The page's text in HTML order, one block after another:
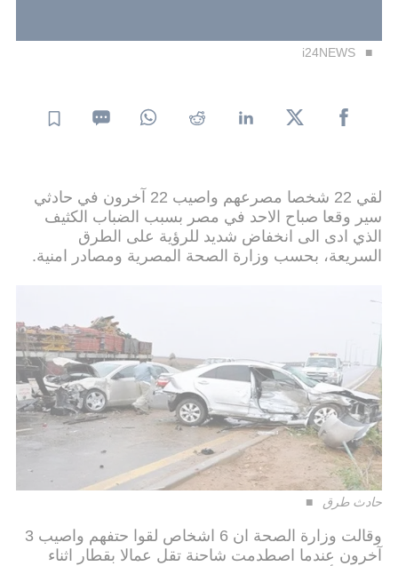
i24NEWS
لقي 22 شخصا مصرعهم واصيب 22 آخرون في حادثي
سير وقعا صباح الاحد في مصر بسبب الضباب الكثيف
الذي ادى الى انخفاض شديد للرؤية على الطرق
السريعة، بحسب وزارة الصحة المصرية ومصادر امنية.
حادث طرق
وقالت وزارة الصحة ان 6 اشخاص لقوا حتفهم واصيب 3
آخرون عندما اصطدمت شاحنة تقل عمالا بقطار اثناء